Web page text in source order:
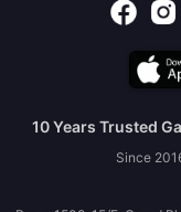
10 Years Trusted
Since